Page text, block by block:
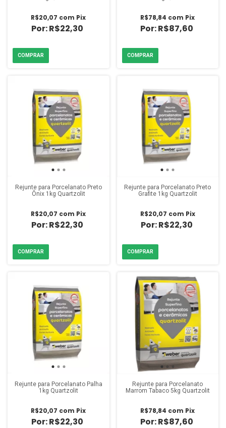
R$22,30
R$20,07 com Pix
R$87,60
R$78,84 com Pix
Rejunte para Porcelanato Preto
Ônix 1kg Quartzolit
R$22,30
R$20,07 com Pix
Rejunte para Porcelanato Preto
Grafite 1kg Quartzolit
R$22,30
R$20,07 com Pix
Rejunte para Porcelanato Palha
1kg Quartzolit
R$22,30
R$20,07 com Pix
Rejunte para Porcelanato
Marrom Tabaco 5kg Quartzolit
R$87,60
R$78,84 com Pix